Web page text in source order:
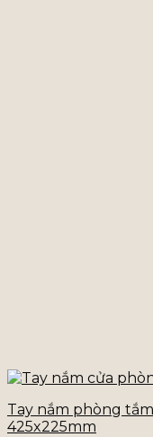
Tay nắm phòng
425x225mm